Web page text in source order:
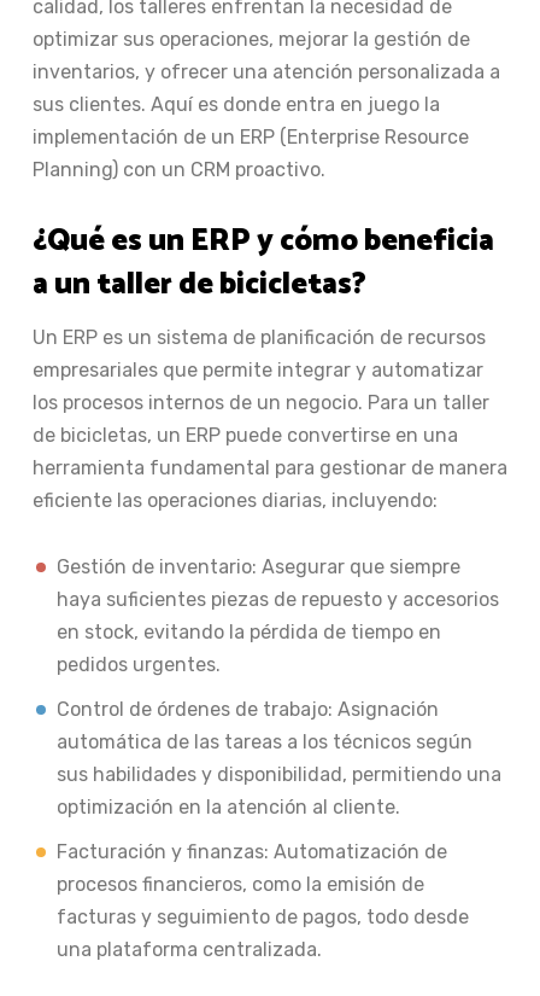
calidad, los talleres enfrentan la necesidad de
optimizar sus operaciones, mejorar la gestión de
inventarios, y ofrecer una atención personalizada a
sus clientes. Aquí es donde entra en juego la
implementación de un ERP (Enterprise Resource
Planning) con un CRM proactivo.
¿Qué es un ERP y cómo beneficia
a un taller de bicicletas?
Un ERP es un sistema de planificación de recursos
empresariales que permite integrar y automatizar
los procesos internos de un negocio. Para un taller
de bicicletas, un ERP puede convertirse en una
herramienta fundamental para gestionar de manera
eficiente las operaciones diarias, incluyendo:
Gestión de inventario: Asegurar que siempre
haya suficientes piezas de repuesto y accesorios
en stock, evitando la pérdida de tiempo en
pedidos urgentes.
Control de órdenes de trabajo: Asignación
automática de las tareas a los técnicos según
sus habilidades y disponibilidad, permitiendo una
optimización en la atención al cliente.
Facturación y finanzas: Automatización de
procesos financieros, como la emisión de
facturas y seguimiento de pagos, todo desde
una plataforma centralizada.